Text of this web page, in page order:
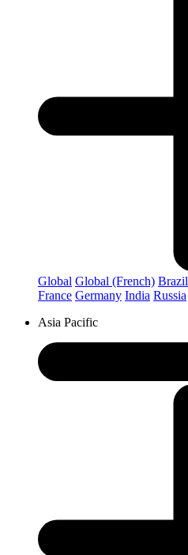
Global Global (French) Brazil
France Germany India Russia
Asia Pacific